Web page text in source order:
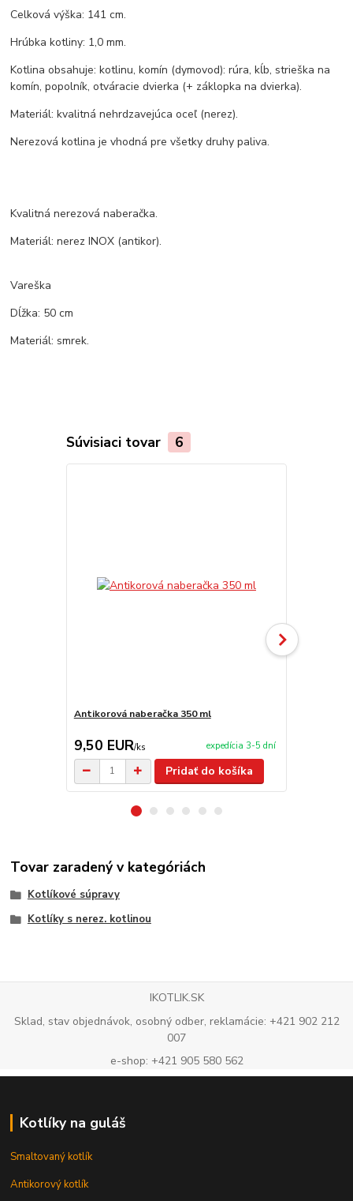
Celková výška: 141 cm.
Hrúbka kotliny: 1,0 mm.
Kotlina obsahuje: kotlinu, komín (dymovod): rúra, kĺb, strieška na
komín, popolník, otváracie dvierka (+ záklopka na dvierka).
Materiál: kvalitná nehrdzavejúca oceľ (nerez).
Nerezová kotlina je vhodná pre všetky druhy paliva.
Kvalitná nerezová naberačka.
Materiál: nerez INOX (antikor).
Vareška
Dĺžka: 50 cm
Materiál: smrek.
Súvisiaci tovar 6
Antikorová naberačka 350 ml
9,50 EUR/ks expedícia 3-5 dní
Pridať do košíka
Tovar zaradený v kategóriách
Kotlíkové súpravy
Kotlíky s nerez. kotlinou
IKOTLIK.SK
Sklad, stav objednávok, osobný odber, reklamácie: +421 902 212
007
e-shop: +421 905 580 562
Kotlíky na guláš
Smaltovaný kotlík
Antikorový kotlík